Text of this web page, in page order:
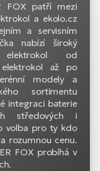
FOX patří mezi
a ekolo.cz
a servisním
nabízí široký
od
elektrokol až po
modely a
sortimentu
integraci baterie
středových i
volba pro ty kdo
rozumnou cenu.
FOX probíhá v